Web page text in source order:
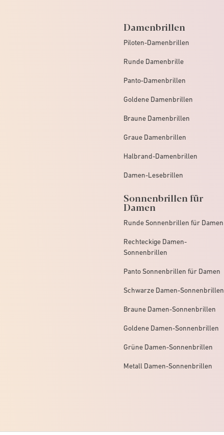
Damenbrillen
Piloten-Damenbrillen
Runde Damenbrille
Panto-Damenbrillen
Goldene Damenbrillen
Braune Damenbrillen
Graue Damenbrillen
Halbrand-Damenbrillen
Damen-Lesebrillen
Sonnenbrillen für
Damen
Runde Sonnenbrillen für Damen
Rechteckige Damen-
Sonnenbrillen
Panto Sonnenbrillen für Damen
Schwarze Damen-Sonnenbrillen
Braune Damen-Sonnenbrillen
Goldene Damen-Sonnenbrillen
Grüne Damen-Sonnenbrillen
Metall Damen-Sonnenbrillen